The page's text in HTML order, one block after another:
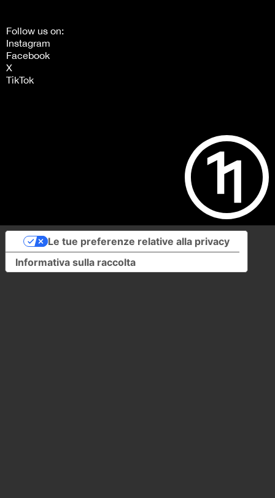
Follow us on:
Instagram
Facebook
X
TikTok
Informativa sulla raccolta
Le tue preferenze relative alla privacy